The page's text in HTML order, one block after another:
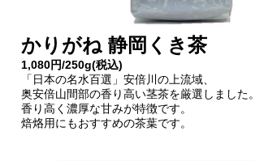
かりがね 静岡くき茶
1,080円/250g(税込)
「日本の名水百選」安倍川の上流域、
奥安倍山間部の香り高い茎茶を厳選しました。
香り高く濃厚な甘みが特徴です。
焙烙用にもおすすめの茶葉です。